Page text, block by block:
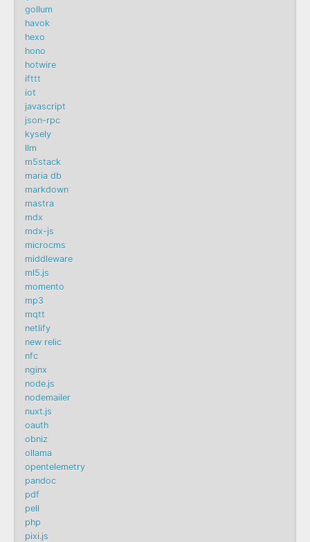
gollum
havok
hexo
hono
hotwire
ifttt
iot
javascript
json-rpc
kysely
llm
m5stack
maria db
markdown
mastra
mdx
mdx-js
microcms
middleware
ml5.js
momento
mp3
mqtt
netlify
new relic
nfc
nginx
node.js
nodemailer
nuxt.js
oauth
obniz
ollama
opentelemetry
pandoc
pdf
pell
php
pixi.js